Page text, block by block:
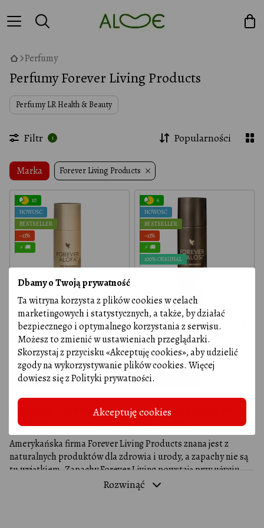
Dbamy o Twoją prywatność
Ta witryna korzysta z plików cookies w celach
marketingowych i statystycznych, a także, by działać
bezpiecznego i optymalnego korzystania z serwisu.
Możesz to zmienić w ustawieniach przeglądarki.
Skorzystaj z przycisku «Akceptuję cookies», aby udzielić
zgody na wykorzystywanie plików cookies. Więcej
dowiesz się zPolityki prywatności.
Akceptuję cookies
Perfumy
Perfumy Forever Living Products
Perfumy LR Health & Beauty
Filtr 1 Popularności
Marka Forever Living Products
10
NOWOŚĆ
BESTSELLER
−13%
⚡ 🚚
Forever Living Products
Alofa zapach dla kobiet
226.90 zł 260.99 zł
Do koszyka
6
NOWOŚĆ
BESTSELLER
−13%
⚡ 🚚
100% ORIGINAL
Forever Malosi (zapach dla
mężczyzn) 30 ml Forever
Living Products
226.90 zł 260.99 zł
Do koszyka
Zapachy Forever Living Products: odkryj świat
delikatnych i długotrwałych perfum
Amerykańska firma Forever Living Products znana jest z
naturalnych produktów dla zdrowia i urody, a zapachy nie są
tu wyjątkiem. Zapachy Forever Living powstają przy użyciu
wysokiej jakości naturalnych składników, w tym ekstraktów i
Rozwinąć